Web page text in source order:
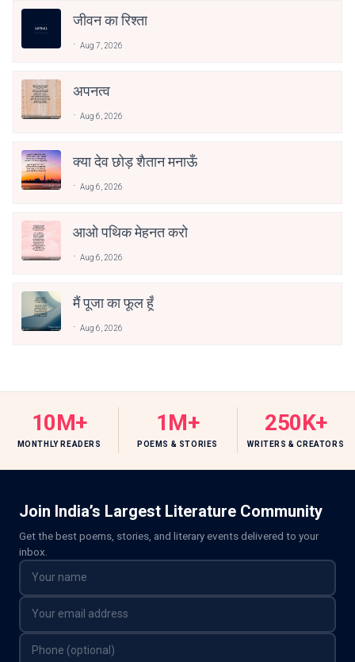
जीवन का रिश्ता
Aug 7, 2026
अपनत्व
Aug 6, 2026
क्या देव छोड़ शैतान मनाऊँ
Aug 6, 2026
आओ पथिक मेहनत करो
Aug 6, 2026
मैं पूजा का फूल हूँ
Aug 6, 2026
10M+
MONTHLY READERS
1M+
POEMS & STORIES
250K+
WRITERS & CREATORS
Join India’s Largest Literature Community
Get the best poems, stories, and literary events delivered to your
inbox.